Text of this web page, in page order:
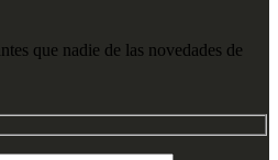
que nadie de las novedades de